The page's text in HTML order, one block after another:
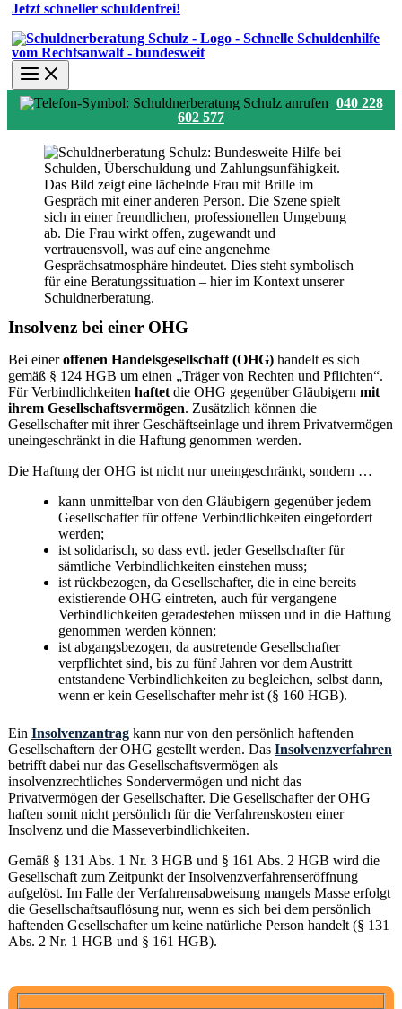
Jetzt schneller schuldenfrei!
040 228
602 577
Insolvenz bei einer OHG
Bei eineroffenen Handelsgesellschaft (OHG) handelt es sich
gemäß § 124 HGB um einen „Träger von Rechten und Pflichten“.
Für Verbindlichkeiten haftet die OHG gegenüber Gläubigern mit
ihrem Gesellschaftsvermögen. Zusätzlich können die
Gesellschafter mit ihrer Geschäftseinlage und ihrem Privatvermögen
uneingeschränkt in die Haftung genommen werden.
Die Haftung der OHG ist nicht nur uneingeschränkt, sondern …
kann unmittelbar von den Gläubigern gegenüber jedem
Gesellschafter für offene Verbindlichkeiten eingefordert
werden;
ist solidarisch, so dass evtl. jeder Gesellschafter für
sämtliche Verbindlichkeiten einstehen muss;
ist rückbezogen, da Gesellschafter, die in eine bereits
existierende OHG eintreten, auch für vergangene
Verbindlichkeiten geradestehen müssen und in die Haftung
genommen werden können;
ist abgangsbezogen, da austretende Gesellschafter
verpflichtet sind, bis zu fünf Jahren vor dem Austritt
entstandene Verbindlichkeiten zu begleichen, selbst dann,
wenn er kein Gesellschafter mehr ist (§ 160 HGB).
Ein Insolvenzantrag kann nur von den persönlich haftenden
Gesellschaftern der OHG gestellt werden. Das Insolvenzverfahren
betrifft dabei nur das Gesellschaftsvermögen als
insolvenzrechtliches Sondervermögen und nicht das
Privatvermögen der Gesellschafter. Die Gesellschafter der OHG
haften somit nicht persönlich für die Verfahrenskosten einer
Insolvenz und die Masseverbindlichkeiten.
Gemäß § 131 Abs. 1 Nr. 3 HGB und § 161 Abs. 2 HGB wird die
Gesellschaft zum Zeitpunkt der Insolvenzverfahrenseröffnung
aufgelöst. Im Falle der Verfahrensabweisung mangels Masse erfolgt
die Gesellschaftsauflösung nur, wenn es sich bei dem persönlich
haftenden Gesellschafter um keine natürliche Person handelt (§ 131
Abs. 2 Nr. 1 HGB und § 161 HGB).